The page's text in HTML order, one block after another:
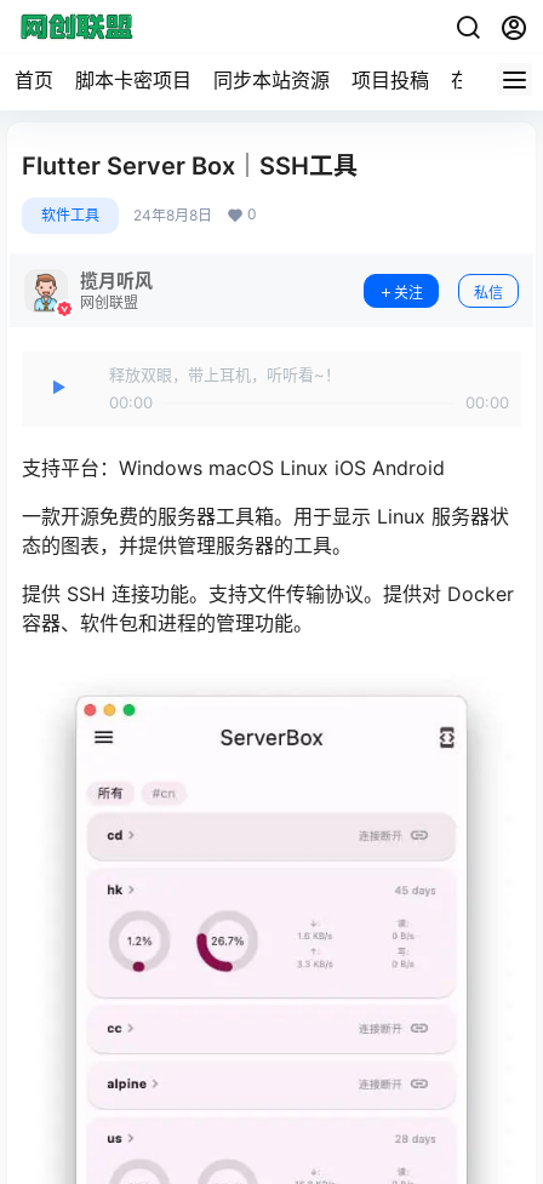
首页 脚本卡密项目 同步本站资源 项目投稿 在线工具
Flutter Server Box｜SSH工具
软件工具 24年8月8日 0
揽月听风
网创联盟
关注 私信
释放双眼，带上耳机，听听看~！
00:00
00:00
支持平台：Windows macOS Linux iOS Android
一款开源免费的服务器工具箱。用于显示 Linux 服务器状
态的图表，并提供管理服务器的工具。
提供 SSH 连接功能。支持文件传输协议。提供对 Docker
容器、软件包和进程的管理功能。